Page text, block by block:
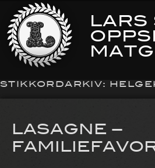
LARS
STIKKORDARKIV:
LASAGNE –